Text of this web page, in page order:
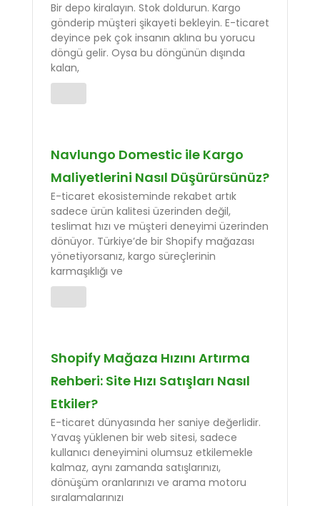
Bir depo kiralayın. Stok doldurun. Kargo
gönderip müşteri şikayeti bekleyin. E-ticaret
deyince pek çok insanın aklına bu yorucu
döngü gelir. Oysa bu döngünün dışında
kalan,
Navlungo Domestic ile Kargo
Maliyetlerini Nasıl Düşürürsünüz?
E-ticaret ekosisteminde rekabet artık
sadece ürün kalitesi üzerinden değil,
teslimat hızı ve müşteri deneyimi üzerinden
dönüyor. Türkiye’de bir Shopify mağazası
yönetiyorsanız, kargo süreçlerinin
karmaşıklığı ve
Shopify Mağaza Hızını Artırma
Rehberi: Site Hızı Satışları Nasıl
Etkiler?
E-ticaret dünyasında her saniye değerlidir.
Yavaş yüklenen bir web sitesi, sadece
kullanıcı deneyimini olumsuz etkilemekle
kalmaz, aynı zamanda satışlarınızı,
dönüşüm oranlarınızı ve arama motoru
sıralamalarınızı